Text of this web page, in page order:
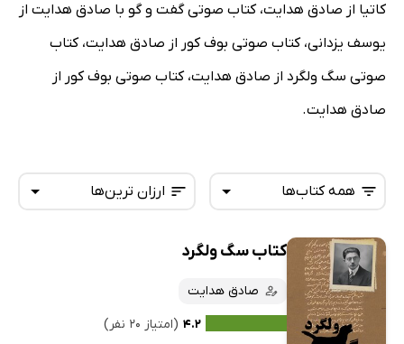
کاتیا از صادق هدایت، کتاب صوتی گفت و گو با صادق هدایت از
یوسف یزدانی، کتاب صوتی بوف کور از صادق هدایت، کتاب
صوتی سگ ولگرد از صادق هدایت، کتاب صوتی بوف کور از
صادق هدایت.
ارزان ترین‌ها
پرفروش‌ها
همه کتاب‌ها
همه کتاب‌ها
کتاب‌های صوتی
کتاب‌های متنی
کتاب سگ ولگرد
صادق هدایت
۴.۲ (امتیاز ۲۰ نفر)